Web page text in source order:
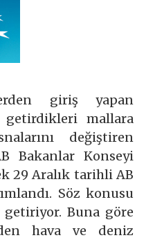
giriş yapan
getirdikleri mallara
değiştiren
Bakanlar Konseyi
29 Aralık tarihli AB
Söz konusu
Buna göre
hava ve deniz